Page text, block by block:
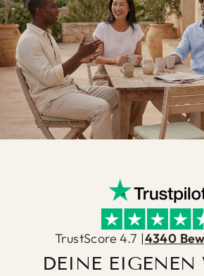
TrustScore 4.7 |4340
DEINE EIGENEN